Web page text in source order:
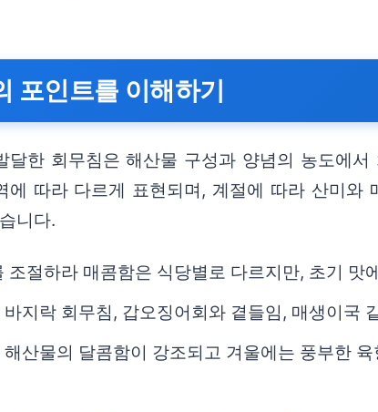
포인트를 이해하기
달한 회무침은 해산물 구성과 양념의 농도에
에 따라 다르게 표현되며, 계절에 따라 산미
니다.
조절하라 매콤함은 식당별로 다르지만, 초기
지락 회무침, 갑오징어회와 곁들임, 매생이국
산물의 달콤함이 강조되고 겨울에는 풍부한